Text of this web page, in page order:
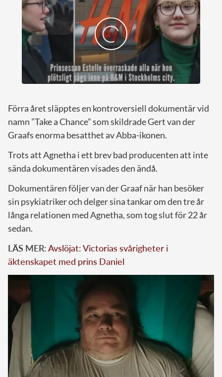
Förra året släpptes en kontroversiell dokumentär vid
namn ”Take a Chance” som skildrade Gert van der
Graafs enorma besatthet av Abba-ikonen.
Trots att Agnetha i ett brev bad producenten att inte
sända dokumentären visades den ändå.
Dokumentären följer van der Graaf när han besöker
sin psykiatriker och delger sina tankar om den tre år
långa relationen med Agnetha, som tog slut för 22 år
sedan.
LÄS MER:Avslöjat: Victorias svårigheter i
äktenskapet med prins Daniel